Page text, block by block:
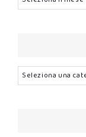
Categorie